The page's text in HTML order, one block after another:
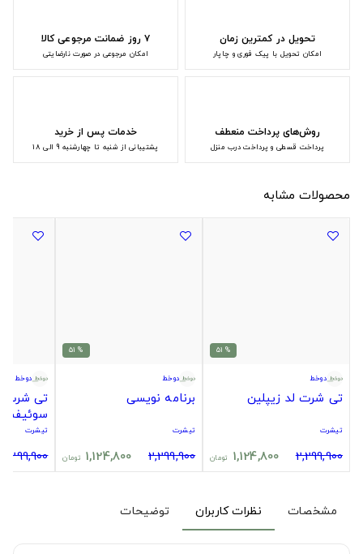
تحویل در کمترین زمان
امکان تحویل با پیک فوری و چاپار
۷ روز ضمانت مرجوعی کالا
امکان مرجوعی در صورت نارضایتی
روش‌های پرداخت منعطف
پرداخت قسطی و پرداخت درب منزل
خدمات پس از خرید
پشتیبانی از شنبه تا چهارشنبه 9 الی 18
محصولات مشابه
% 51
دوخط
تی شرت لد زیپلین
تیشرت
2,299,900
1,124,800 تومان
% 51
دوخط
برنامه نویسی
تیشرت
2,299,900
1,124,800 تومان
دوخط
تی شرت
سوئیفت
تیشرت
2,299,900
مشخصات نظرات کاربران توضیحات